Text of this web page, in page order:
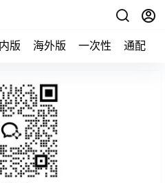
版 海外版 一次性 通配